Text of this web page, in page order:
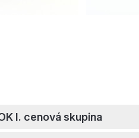
I. cenová skupina